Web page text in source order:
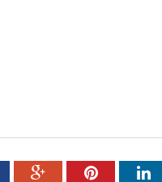
Google+Pinterest